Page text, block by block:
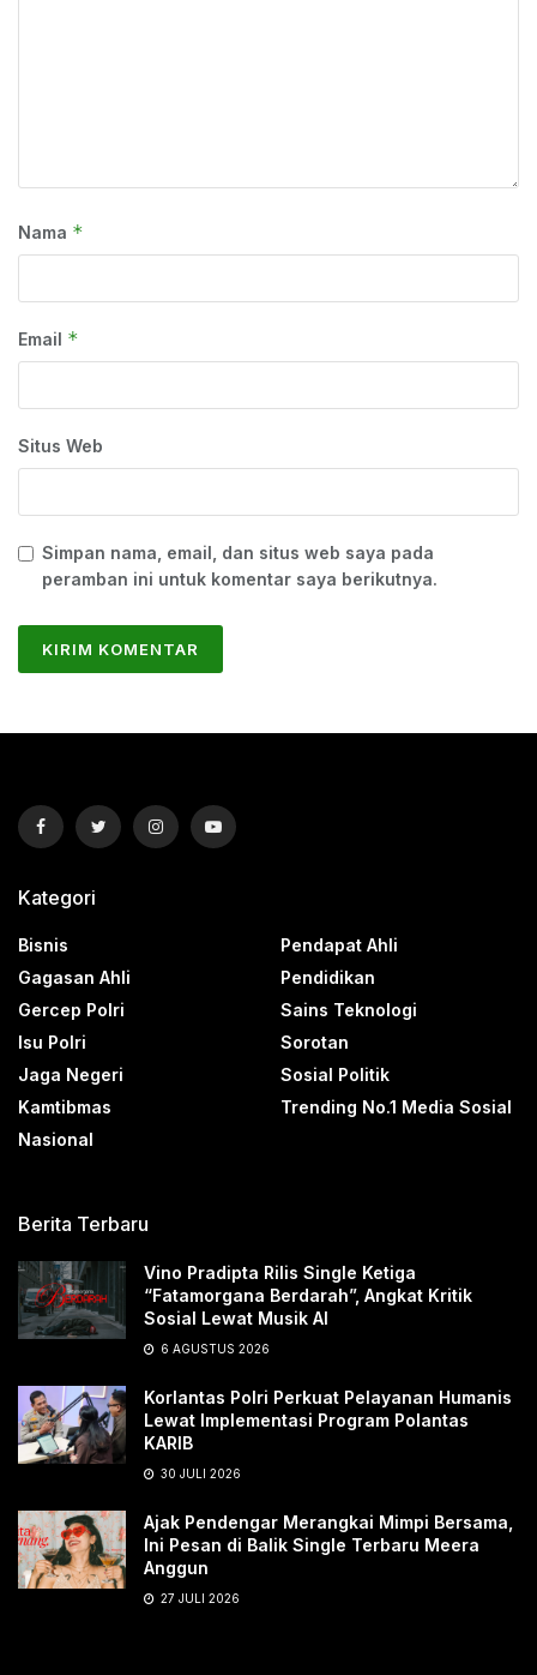
Nama *
Email *
Situs Web
Simpan nama, email, dan situs web saya pada
peramban ini untuk komentar saya berikutnya.
Kategori
Bisnis
Gagasan Ahli
Gercep Polri
Isu Polri
Jaga Negeri
Kamtibmas
Nasional
Pendapat Ahli
Pendidikan
Sains Teknologi
Sorotan
Sosial Politik
Trending No.1 Media Sosial
Berita Terbaru
Vino Pradipta Rilis Single Ketiga
“Fatamorgana Berdarah”, Angkat Kritik
Sosial Lewat Musik AI
6 AGUSTUS 2026
Korlantas Polri Perkuat Pelayanan Humanis
Lewat Implementasi Program Polantas
KARIB
30 JULI 2026
Ajak Pendengar Merangkai Mimpi Bersama,
Ini Pesan di Balik Single Terbaru Meera
Anggun
27 JULI 2026